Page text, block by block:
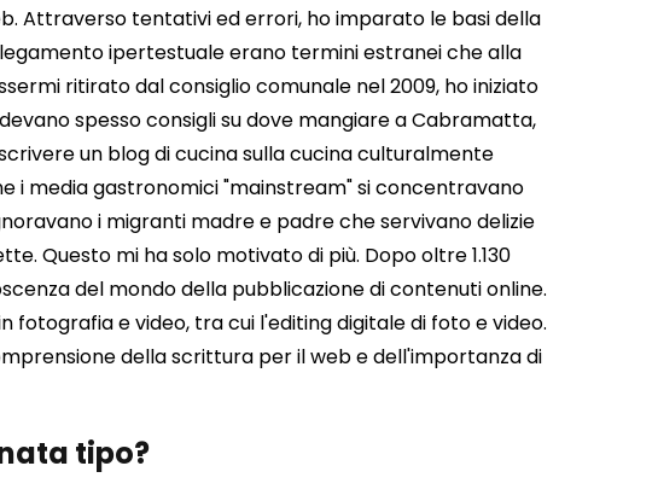
Attraverso tentativi ed errori, ho imparato le basi della
ipertestuale erano termini estranei che alla
ritirato dal consiglio comunale nel 2009, ho iniziato
spesso consigli su dove mangiare a Cabramatta,
un blog di cucina sulla cucina culturalmente
i media gastronomici "mainstream" si concentravano
i migranti madre e padre che servivano delizie
Questo mi ha solo motivato di più. Dopo oltre 1.130
del mondo della pubblicazione di contenuti online.
fotografia e video, tra cui l'editing digitale di foto e video.
della scrittura per il web e dell'importanza di
tipo?